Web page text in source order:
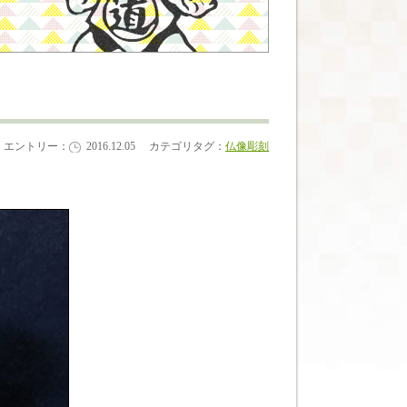
エントリー： 2016.12.05 カテゴリタグ： 仏像彫刻